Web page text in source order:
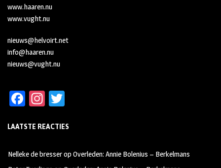
www.haaren.nu
www.vught.nu
nieuws@helvoirt.net
info@haaren.nu
nieuws@vught.nu
Fa
b
oo
k
In
ag
m
tt
LAATSTE REACTIES
Nelleke de bresseropOverleden: Annie Bolenius – Berkelmans